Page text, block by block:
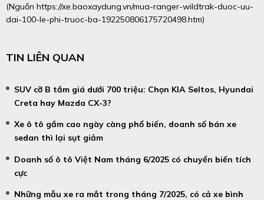
(Nguồn https://xe.baoxaydung.vn/mua-ranger-wildtrak-duoc-uu-
dai-100-le-phi-truoc-ba-192250806175720498.htm)
TIN LIÊN QUAN
SUV cỡ B tầm giá dưới 700 triệu: Chọn KIA Seltos, Hyundai
Creta hay Mazda CX-3?
Xe ô tô gầm cao ngày càng phổ biến, doanh số bán xe
sedan thì lại sụt giảm
Doanh số ô tô Việt Nam tháng 6/2025 có chuyển biến tích
cực
Những mẫu xe ra mắt trong tháng 7/2025, có cả xe bình